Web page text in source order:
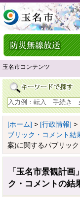
玉名市コンテンツ
[ホーム] > [行政情報] >
ブリック・コメント結
案)に関するパブリッ
「玉名市景観計
ク・コメントの結